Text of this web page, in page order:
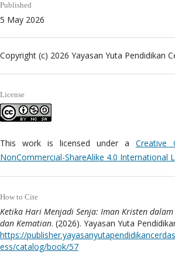
Published
5 May 2026
Copyright (c) 2026 Yayasan Yuta Pendidikan
License
This work is licensed under aCreative
NonCommercial-ShareAlike 4.0 International
How to Cite
Ketika Hari Menjadi Senja: Iman Kristen
dan Kematian. (2026). Yayasan Yuta
https://
ess/catalog/book/57